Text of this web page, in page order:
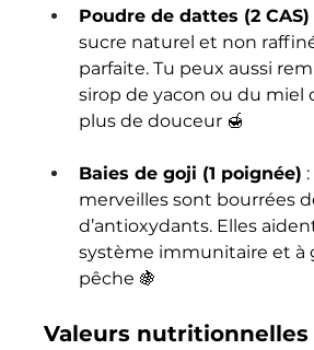
Poudre de dattes (2 CAS)
sucre naturel et non
parfaite. Tu peux aussi
sirop de yacon ou du miel
plus de douceur 🍯
Baies de goji (1 poignée)
merveilles sont bourrées
d’antioxydants. Elles
système immunitaire et à
pêche 🍇
Valeurs nutritionnelles